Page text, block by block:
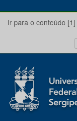
Ir para o conteúdo [1]